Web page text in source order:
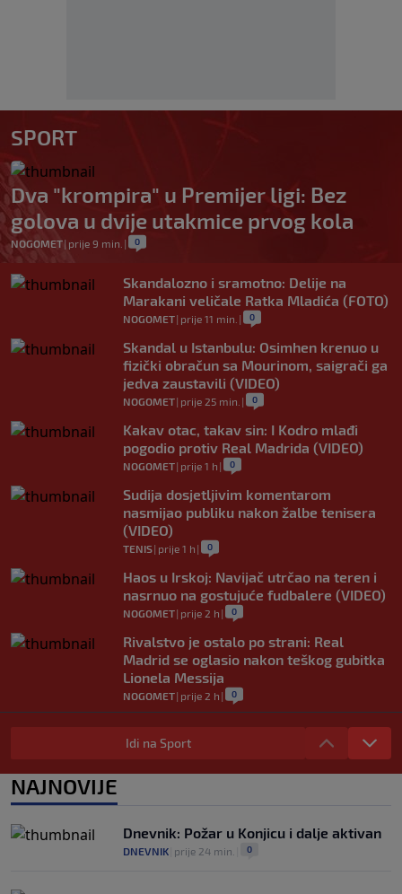
SPORT
Dva "krompira" u Premijer ligi: Bez
golova u dvije utakmice prvog kola
NOGOMET| prije 9 min. | 0
Skandalozno i sramotno: Delije na
Marakani veličale Ratka Mladića (FOTO)
NOGOMET| prije 11 min. | 0
Skandal u Istanbulu: Osimhen krenuo u
fizički obračun sa Mourinom, saigrači ga
jedva zaustavili (VIDEO)
NOGOMET| prije 25 min. | 0
Kakav otac, takav sin: I Kodro mlađi
pogodio protiv Real Madrida (VIDEO)
NOGOMET| prije 1 h | 0
Sudija dosjetljivim komentarom
nasmijao publiku nakon žalbe tenisera
(VIDEO)
TENIS| prije 1 h | 0
Haos u Irskoj: Navijač utrčao na teren i
nasrnuo na gostujuće fudbalere (VIDEO)
NOGOMET| prije 2 h | 0
Rivalstvo je ostalo po strani: Real
Madrid se oglasio nakon teškog gubitka
Lionela Messija
NOGOMET| prije 2 h | 0
WNBA igračice odgovorile Kanteru
nakon provokacije: "Nećemo biti politički
0
FIFA-e je vaš novac", danas se suočava s
najvećom krizom
| prije 3 h
Idi na Sport
NAJNOVIJE
Dnevnik: Požar u Konjicu i dalje aktivan
DNEVNIK prije 24 min. 0